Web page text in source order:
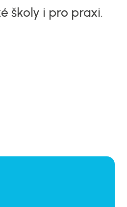
školy i pro praxi.